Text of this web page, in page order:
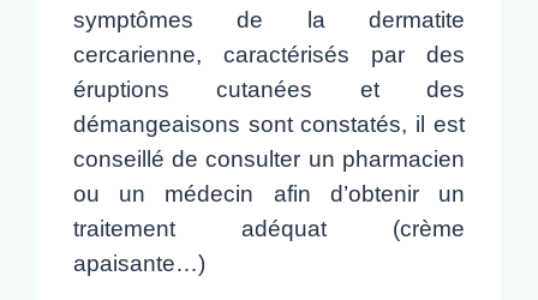
symptômes de la dermatite
cercarienne, caractérisés par des
éruptions cutanées et des
démangeaisons sont constatés, il est
conseillé de consulter un pharmacien
ou un médecin afin d’obtenir un
traitement adéquat (crème
apaisante…)